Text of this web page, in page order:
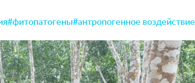
#фитопатогены#антропогенное воздействие